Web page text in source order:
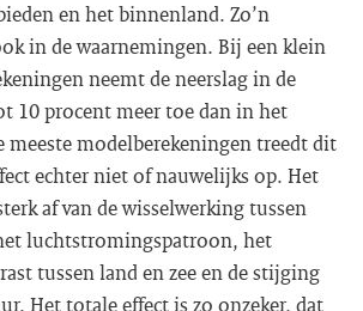
en het binnenland. Zo’n
in de waarnemingen. Bij een klein
neemt de neerslag in de
10 procent meer toe dan in het
meeste modelberekeningen treedt dit
echter niet of nauwelijks op. Het
af van de wisselwerking tussen
luchtstromingspatroon, het
tussen land en zee en de stijging
Het totale effect is zo onzeker, dat